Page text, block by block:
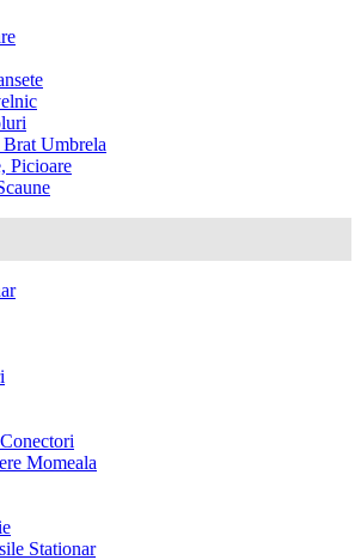
Umbrela
Picioare
Momeala
Stationar